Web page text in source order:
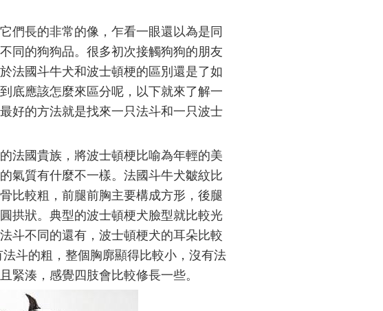
們長的非常的像，乍看一眼還以為是同
同的狗狗品。很多初次接觸狗狗的朋友
法國斗牛犬和波士頓梗的區別還是了如
底應該怎麼來區分呢，以下就來了解一
好的方法就是找來一只法斗和一只波士
法國貴族，將波士頓梗比喻為年輕的美
氣質有什麼不一樣。法國斗牛犬皺紋比
比較粗，前腿前胸主要構成方形，後腿
拱狀。典型的波士頓梗犬臉型就比較光
斗不同的還有，波士頓梗犬的耳朵比較
斗的粗，整個胸廓顯得比較小，沒有法
緊湊，感覺四肢會比較修長一些。